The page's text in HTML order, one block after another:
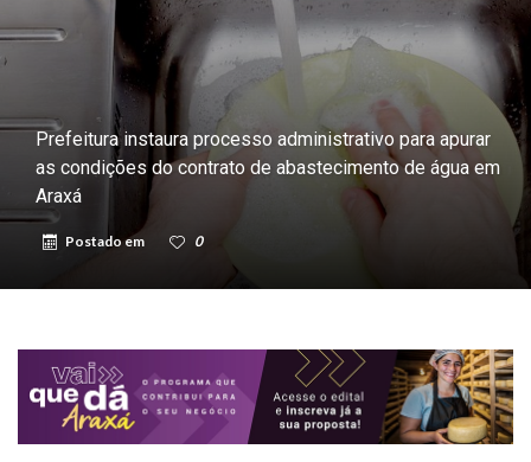
Prefeitura instaura processo administrativo para apurar
as condições do contrato de abastecimento de água em
Araxá
Postado em 0